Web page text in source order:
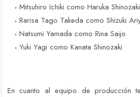
Mitsuhiro Ichiki como Haruka Shinozaki
Rarisa Tago Takeda como Shizuki
Natsumi Yamada como Rina Saijo
Yuki Yagi como Kanata Shinozaki
En cuanto al equipo de producción